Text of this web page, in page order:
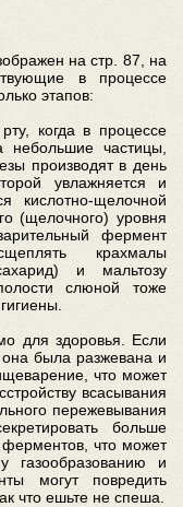
на стр. 87, на
в процессе
этапов:
когда в процессе
частицы,
производят в день
увлажняется и
кислотно-щелочной
(щелочного) уровня
фермент
крахмалы
и мальтозу
слюной тоже
для здоровья. Если
была разжевана и
что может
всасывания
пережевывания
больше
что может
газообразованию и
могут повредить
что ешьте не спеша.